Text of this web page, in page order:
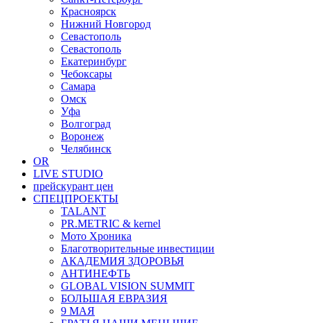
Красноярск
Нижний Новгород
Севастополь
Севастополь
Екатеринбург
Чебоксары
Самара
Омск
Уфа
Волгоград
Воронеж
Челябинск
OR
LIVE STUDIO
прейскурант цен
СПЕЦПРОЕКТЫ
TALANT
PR.METRIC & kernel
Мото Хроника
Благотворительные инвестиции
АКАДЕМИЯ ЗДОРОВЬЯ
АНТИНЕФТЬ
GLOBAL VISION SUMMIT
БОЛЬШАЯ ЕВРАЗИЯ
9 МАЯ